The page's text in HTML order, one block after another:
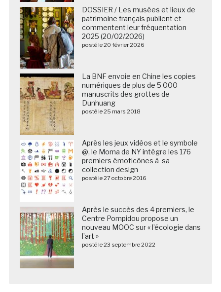
DOSSIER / Les musées et lieux de
patrimoine français publient et
commentent leur fréquentation
2025 (20/02/2026)
posté le 20 février 2026
La BNF envoie en Chine les copies
numériques de plus de 5 000
manuscrits des grottes de
Dunhuang
posté le 25 mars 2018
Après les jeux vidéos et le symbole
@, le Moma de NY intègre les 176
premiers émoticônes à sa
collection design
posté le 27 octobre 2016
Après le succès des 4 premiers, le
Centre Pompidou propose un
nouveau MOOC sur « l’écologie dans
l’art »
posté le 23 septembre 2022